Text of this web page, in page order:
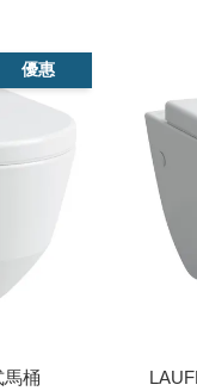
優惠
馬桶